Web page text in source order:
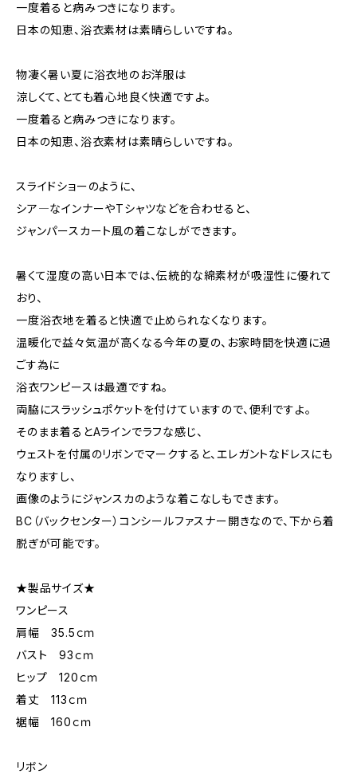
一度着ると病みつきになります。
日本の知恵、浴衣素材は素晴らしいですね。
物凄く暑い夏に浴衣地のお洋服は
涼しくて、とても着心地良く快適ですよ。
一度着ると病みつきになります。
日本の知恵、浴衣素材は素晴らしいですね。
スライドショーのように、
シア―なインナーやTシャツなどを合わせると、
ジャンパースカート風の着こなしができます。
暑くて湿度の高い日本では、伝統的な綿素材が吸湿性に優れて
おり、
一度浴衣地を着ると快適で止められなくなります。
温暖化で益々気温が高くなる今年の夏の、お家時間を快適に過
ごす為に
浴衣ワンピースは最適ですね。
両脇にスラッシュポケットを付けていますので、便利ですよ。
そのまま着るとAラインでラフな感じ、
ウェストを付属のリボンでマークすると、エレガントなドレスにも
なりますし、
画像のようにジャンスカのような着こなしもできます。
BC（バックセンター）コンシールファスナー開きなので、下から着
脱ぎが可能です。
★製品サイズ★
ワンピース
肩幅 35.5ｃｍ
バスト 93ｃｍ
ヒップ 120ｃｍ
着丈 113ｃｍ
裾幅 160ｃｍ
リボン